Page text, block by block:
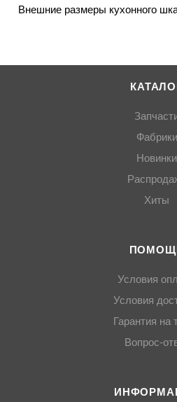
Внешние размеры кухонного
Фабрики
Новинки
Хиты
Условия
Условия
Гарантия на
Вопрос-